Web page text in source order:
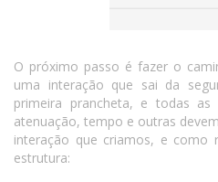
O próximo passo é fazer o
uma interação que sai da
primeira prancheta, e todas as
atenuação, tempo e outras
interação que criamos, e como
estrutura: